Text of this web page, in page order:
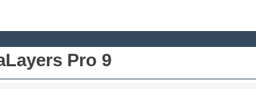
Pro 9